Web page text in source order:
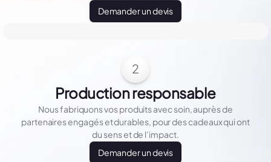
Demander un devis
2
Production responsable
Nous fabriquons vos produits avec soin, auprès de
partenaires engagés et durables, pour des cadeaux qui ont
du sens et de l’impact.
Demander un devis